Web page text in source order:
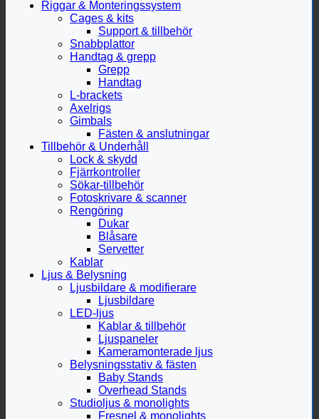
Riggar & Monteringssystem
Cages & kits
Support & tillbehör
Snabbplattor
Handtag & grepp
Grepp
Handtag
L-brackets
Axelrigs
Gimbals
Fästen & anslutningar
Tillbehör & Underhåll
Lock & skydd
Fjärrkontroller
Sökar-tillbehör
Fotoskrivare & scanner
Rengöring
Dukar
Blåsare
Servetter
Kablar
Ljus & Belysning
Ljusbildare & modifierare
Ljusbildare
LED-ljus
Kablar & tillbehör
Ljuspaneler
Kameramonterade ljus
Belysningsstativ & fästen
Baby Stands
Overhead Stands
Studioljus & monolights
Fresnel & monolights